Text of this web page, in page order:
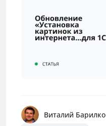
Виталий Барилко